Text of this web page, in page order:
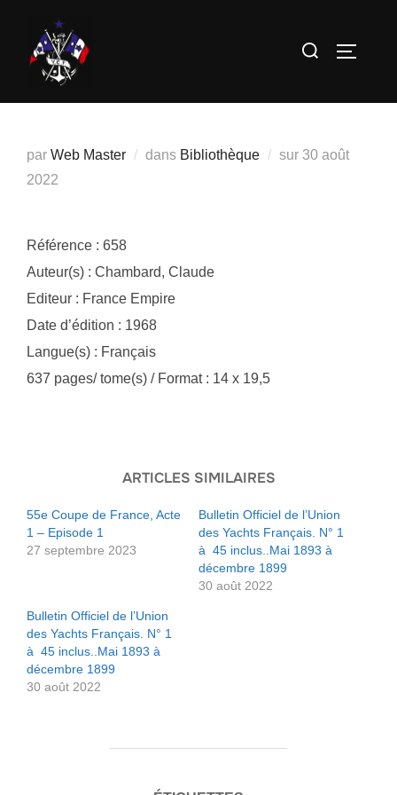
contenu
Rechercher :
par Web Master dans Bibliothèque sur Publié
30 août
2022
Référence : 658
Auteur(s) : Chambard, Claude
Editeur : France Empire
Date d’édition : 1968
Langue(s) : Français
637 pages/ tome(s) / Format : 14 x 19,5
ARTICLES SIMILAIRES
55e Coupe de France, Acte
1 – Episode 1
27 septembre 2023
Bulletin Officiel de l’Union
des Yachts Français. N° 1
à 45 inclus..Mai 1893 à
décembre 1899
30 août 2022
Bulletin Officiel de l’Union
des Yachts Français. N° 1
à 45 inclus..Mai 1893 à
décembre 1899
30 août 2022